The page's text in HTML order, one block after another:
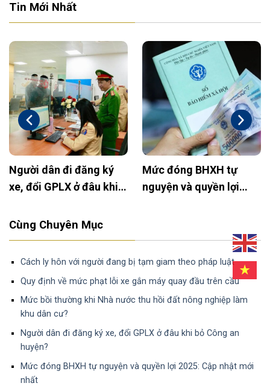
Tin Mới Nhất
Xây tường rào trên đất
nông nghiệp: Khi nào
gì?
Hướng dẫn mẫu đơn từ
chối thừa nhận tài sản
Cùng Chuyên Mục
Cách ly hôn với người đang bị tạm giam theo pháp luật
Quy định về mức phạt lỗi xe gắn máy quay đầu trên cầu
Mức bồi thường khi Nhà nước thu hồi đất nông nghiệp làm
khu dân cư?
Người dân đi đăng ký xe, đổi GPLX ở đâu khi bỏ Công an
huyện?
Mức đóng BHXH tự nguyện và quyền lợi 2025: Cập nhật mới
nhất